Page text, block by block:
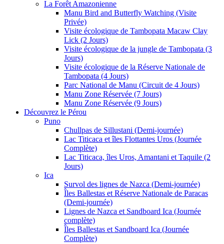
La Forêt Amazonienne
Manu Bird and Butterfly Watching (Visite
Privée)
Visite écologique de Tambopata Macaw Clay
Lick (2 Jours)
Visite écologique de la jungle de Tambopata (3
Jours)
Visite écologique de la Réserve Nationale de
Tambopata (4 Jours)
Parc National de Manu (Circuit de 4 Jours)
Manu Zone Réservée (7 Jours)
Manu Zone Réservée (9 Jours)
Découvrez le Pérou
Puno
Chullpas de Sillustani (Demi-journée)
Lac Titicaca et îles Flottantes Uros (Journée
Complète)
Lac Titicaca, îles Uros, Amantani et Taquile (2
Jours)
Ica
Survol des lignes de Nazca (Demi-journée)
Îles Ballestas et Réserve Nationale de Paracas
(Demi-journée)
Lignes de Nazca et Sandboard Ica (Journée
complète)
Îles Ballestas et Sandboard Ica (Journée
Complète)